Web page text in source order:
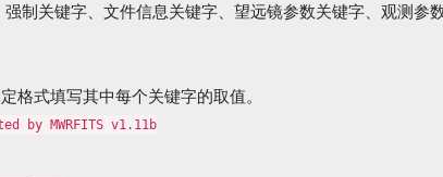
制关键字、文件信息关键字、望远镜参数关键字、观测参
格式填写其中每个关键字的取值。
by MWRFITS v1.11b